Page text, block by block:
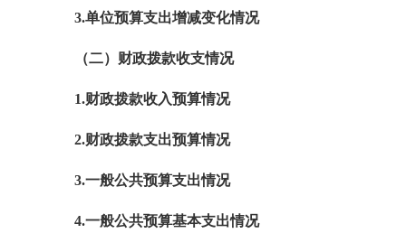
3.单位预算支出增减变化情况
（二）财政拨款收支情况
1.财政拨款收入预算情况
2.财政拨款支出预算情况
3.一般公共预算支出情况
4.一般公共预算基本支出情况